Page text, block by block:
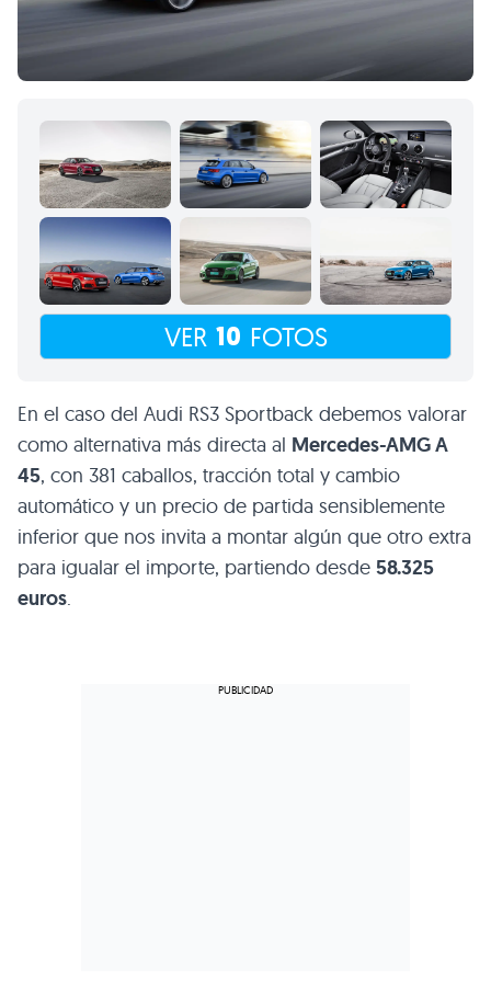
VER 10 FOTOS
En el caso del Audi RS3 Sportback debemos valorar
como alternativa más directa al Mercedes-AMG A
45, con 381 caballos, tracción total y cambio
automático y un precio de partida sensiblemente
inferior que nos invita a montar algún que otro extra
para igualar el importe, partiendo desde 58.325
euros.